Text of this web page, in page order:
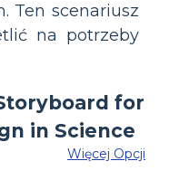
Ten scenariusz
na potrzeby
Więcej Opcji